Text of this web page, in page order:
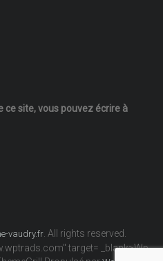
ce site, vous pouvez écrire à
vaudry.fr . All rights reserved.
target= _blank>Wp